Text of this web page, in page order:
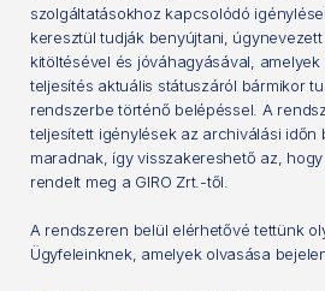
szolgáltatásokhoz kapcsolódó
keresztül tudják benyújtani,
kitöltésével és jóváhagyásával,
teljesítés aktuális státuszáról bármikor
rendszerbe történő belépéssel. A
teljesített igénylések az archiválási időn
maradnak, így visszakereshető az,
rendelt meg a GIRO Zrt.-től.
A rendszeren belül elérhetővé tettünk
Ügyfeleinknek, amelyek olvasása